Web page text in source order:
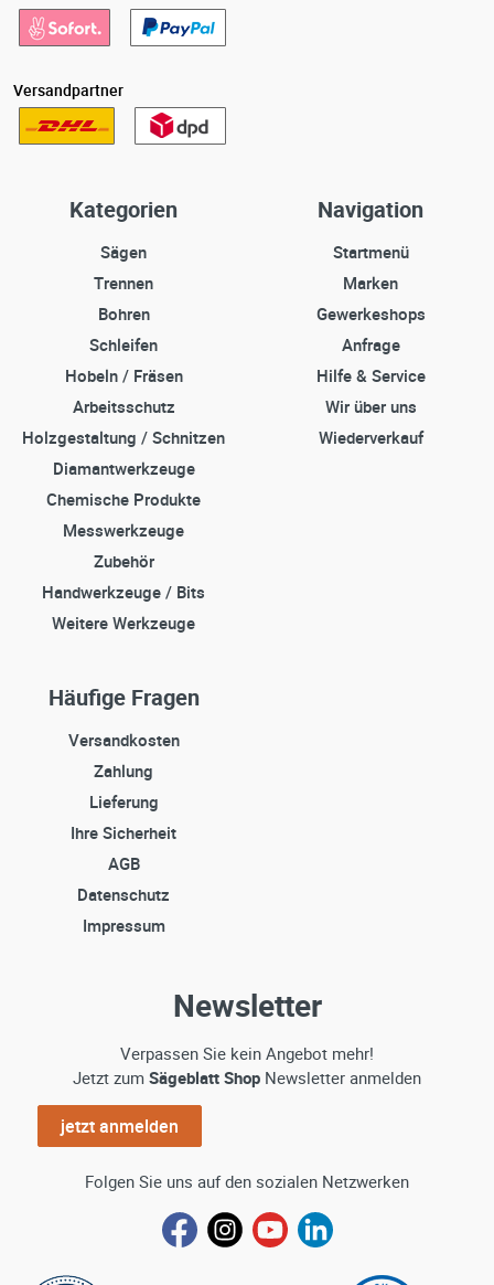
Versandpartner
Kategorien
Sägen
Trennen
Bohren
Schleifen
Hobeln / Fräsen
Arbeitsschutz
Holzgestaltung / Schnitzen
Diamantwerkzeuge
Chemische Produkte
Messwerkzeuge
Zubehör
Handwerkzeuge / Bits
Weitere Werkzeuge
Navigation
Startmenü
Marken
Gewerkeshops
Anfrage
Hilfe & Service
Wir über uns
Wiederverkauf
Häufige Fragen
Versandkosten
Zahlung
Lieferung
Ihre Sicherheit
AGB
Datenschutz
Impressum
Newsletter
Verpassen Sie kein Angebot mehr!
Jetzt zum Sägeblatt Shop Newsletter anmelden
jetzt anmelden
Folgen Sie uns auf den sozialen Netzwerken